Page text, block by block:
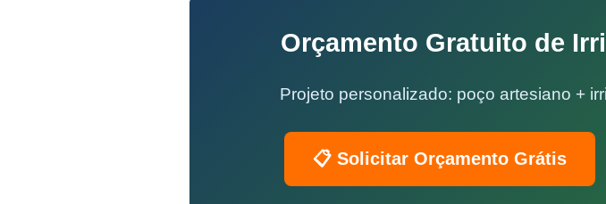
Orçamento Gratuito de
Projeto personalizado: poço artesiano +
📋 Solicitar Orçamento Grátis